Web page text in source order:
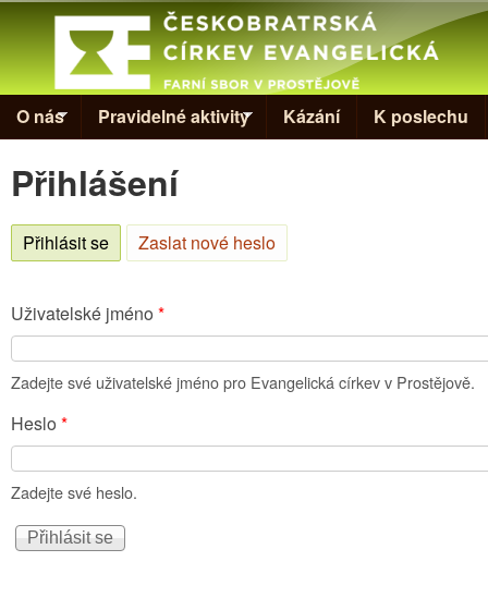
Skip
Evangelická
církev v
Prostějově
O nás Pravidelné aktivity Kázání K poslechu
Přihlášení
Přihlásit se (aktivní záložka)
Zaslat nové heslo
Uživatelské jméno *
Zadejte své uživatelské jméno pro Evangelická církev v Prostějově.
Heslo *
Zadejte své heslo.